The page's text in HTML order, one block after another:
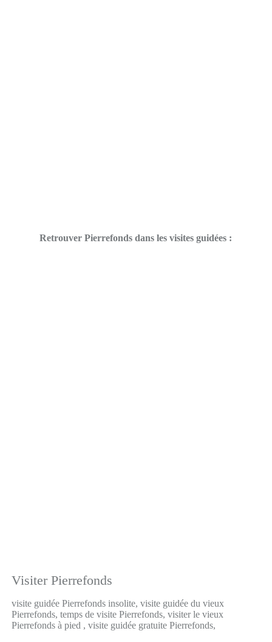
Retrouver Pierrefonds dans les visites guidées :
Visiter Pierrefonds
visite guidée Pierrefonds insolite, visite guidée du vieux
Pierrefonds, temps de visite Pierrefonds, visiter le vieux
Pierrefonds à pied , visite guidée gratuite Pierrefonds,